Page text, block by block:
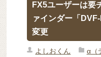
FX5ユーザーは要
ァインダー「
変更
よしおくん α（